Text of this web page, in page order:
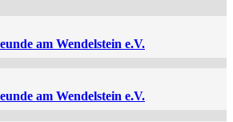
am Wendelstein e.V.
am Wendelstein e.V.